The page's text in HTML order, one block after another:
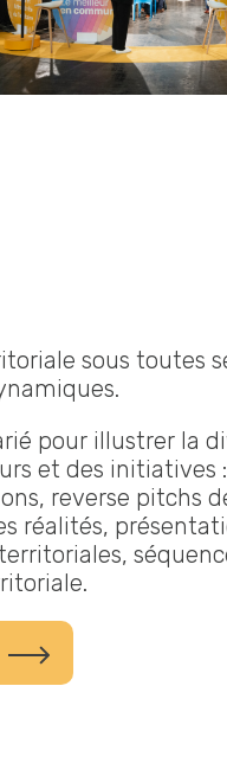
sous toutes
pour illustrer la
et des initiatives
reverse pitchs
réalités,